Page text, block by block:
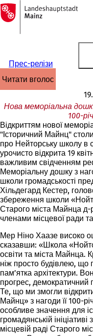
Перейти до змісту
На
головну
сторінку
Прес-релізи
читати вголос
Нова меморіальна
100-
Відкриттям нової
"Історичний Майнц"
про Нейторську школу в
урочисто відкрита 19
важливим свідченням
Меморіальну дошку з
школи громадськості
Хільдегард Кестер,
збереження школи
Старого міста Майнца
членами місцевої ради
Мер Ніно Хаазе високо
сказавши: «Школа
освіти та міста Майнца.
ніж просто будівлею, що
пам’ятка архітектури.
прогрес, демократичний
Те, що ми змогли
Майнц» з нагоди її 100-
особливе значення для
громадянській
місцевій раді Старого